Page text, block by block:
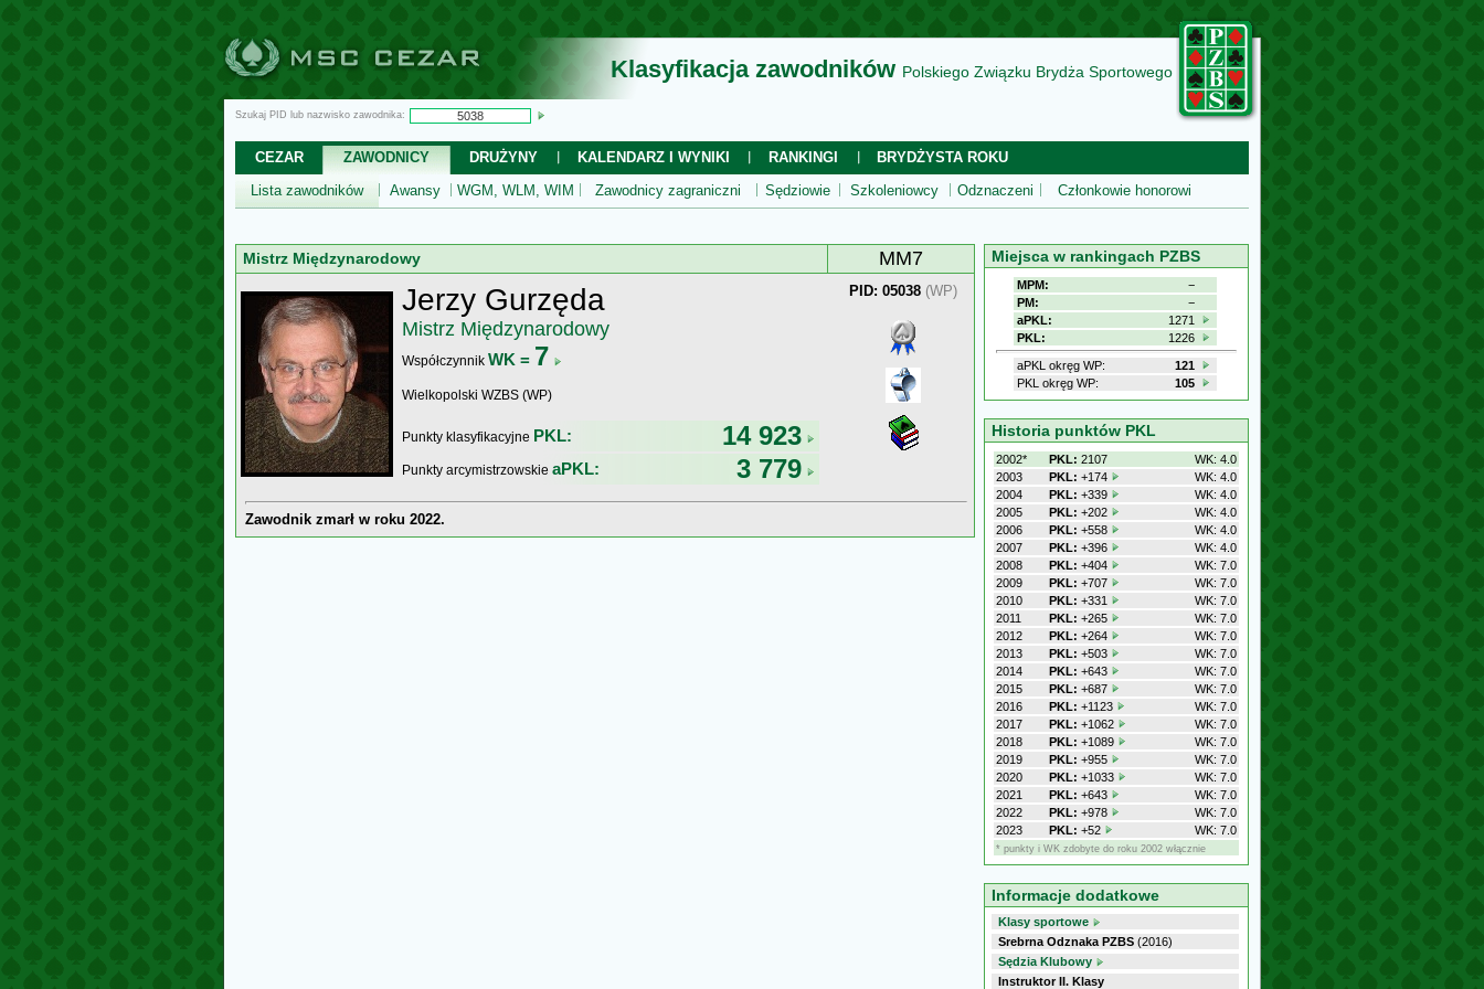
Klasyfikacja zawodników Polskiego Związku Brydża Sportowego
Szukaj PID lub nazwisko zawodnika:
CEZAR ZAWODNICY DRUŻYNY KALENDARZ I WYNIKI RANKINGI
BRYDŻYSTA ROKU
Lista zawodników
Awansy WGM, WLM, WIM Zawodnicy zagraniczni Sędziowie Szkoleniowcy Odznaczeni Członkowie honorowi
Mistrz Międzynarodowy MM7
Jerzy Gurzęda
Mistrz Międzynarodowy
Współczynnik WK = 7
Wielkopolski WZBS (WP)
Punkty klasyfikacyjne PKL: 14 923
Punkty arcymistrzowskie aPKL: 3 779
PID: 05038 (WP)
Zawodnik zmarł w roku 2022.
Miejsca w rankingach PZBS
MPM:
−
PM:
−
aPKL:
1271
PKL:
1226
aPKL okręg WP:
121
PKL okręg WP:
105
Historia punktów PKL
2002* PKL: 2107
WK: 4.0
2003
PKL: +174
WK: 4.0
2004
PKL: +339
WK: 4.0
2005
PKL: +202
WK: 4.0
2006
PKL: +558
WK: 4.0
2007
PKL: +396
WK: 4.0
2008
PKL: +404
WK: 7.0
2009
PKL: +707
WK: 7.0
2010
PKL: +331
WK: 7.0
2011
PKL: +265
WK: 7.0
2012
PKL: +264
WK: 7.0
2013
PKL: +503
WK: 7.0
2014
PKL: +643
WK: 7.0
2015
PKL: +687
WK: 7.0
2016
PKL: +1123
WK: 7.0
2017
PKL: +1062
WK: 7.0
2018
PKL: +1089
WK: 7.0
2019
PKL: +955
WK: 7.0
2020
PKL: +1033
WK: 7.0
2021
PKL: +643
WK: 7.0
2022
PKL: +978
WK: 7.0
2023
PKL: +52 WK: 7.0
* punkty i WK zdobyte do roku 2002 włącznie
Informacje dodatkowe
Klasy sportowe
Srebrna Odznaka PZBS (2016)
Sędzia Klubowy
Instruktor II. Klasy